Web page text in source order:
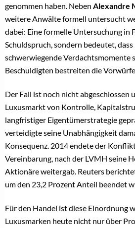
genommen haben. Neben Alexandre
weitere Anwälte formell untersucht
dabei: Eine formelle Untersuchung in
Schuldspruch, sondern bedeutet,
schwerwiegende Verdachtsmomente
Beschuldigten bestreiten die
Der Fall ist noch nicht abgeschlossen
Luxusmarkt von Kontrolle,
langfristiger Eigentümerstrategie
verteidigte seine Unabhängigkeit
Konsequenz. 2014 endete der
Vereinbarung, nach der LVMH seine
Aktionäre weitergab. Reuters
um den 23,2 Prozent Anteil beendet
Für den Handel ist diese Einordnung
Luxusmarken heute nicht nur über